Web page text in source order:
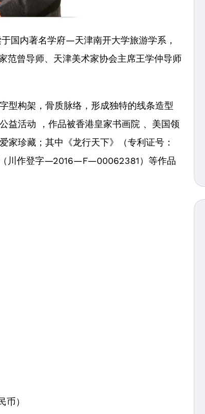
内著名学府—天津南开大学旅游学系，
范曾导师、天津美术家协会主席王学仲导师
构架，骨质脉络，形成独特的线条造型
益活动 ，作品被香港皇家书画院 、美国领
家珍藏；其中《龙行天下》（专利证号：
川作登字—2016—F—00062381）等作品
）